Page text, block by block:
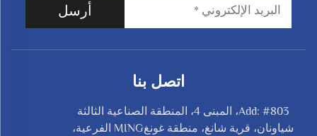
أرسل
اتصل بنا
Add: #803، المبنى 4، المنطقة الصناعية الثالثة
شياونان، قرية شانغ، منطقة غونغMING الفرعية،